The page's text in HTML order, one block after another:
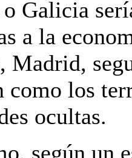
Galicia
a la
Madrid,
como los
ocultas.
según un